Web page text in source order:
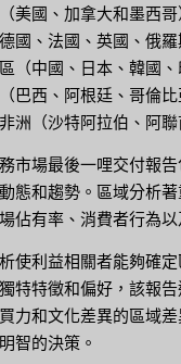
美國、加拿大和墨西哥
國、法國、英國、俄羅
（中國、日本、韓國、
巴西、阿根廷、哥倫比
洲（沙特阿拉伯、阿聯
市場最後一哩交付報
態和趨勢。區域分析
佔有率、消費者行為
使利益相關者能夠確
特特徵和偏好，該報
力和文化差異的區域
智的決策。